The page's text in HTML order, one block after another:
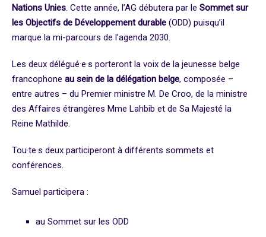
Nations Unies. Cette année, l’AG débutera par le Sommet sur
les Objectifs de Développement durable (ODD) puisqu’il
marque la mi-parcours de l’agenda 2030.
Les deux délégué·e·s porteront la voix de la jeunesse belge
francophone au sein de la délégation belge, composée –
entre autres – du Premier ministre M. De Croo, de la ministre
des Affaires étrangères Mme Lahbib et de Sa Majesté la
Reine Mathilde.
Tou·te·s deux participeront à différents sommets et
conférences.
Samuel participera :
au Sommet sur les ODD